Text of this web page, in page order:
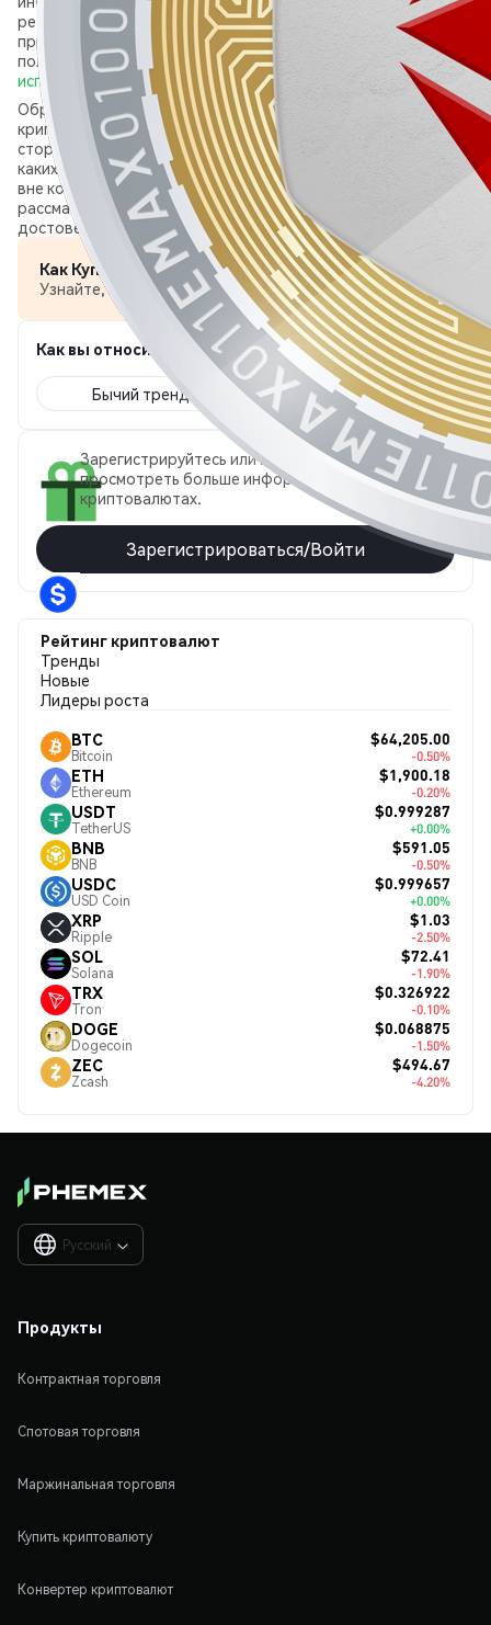
рекомендацией. Phemex не гарантирует точность,
пригодность или достоверность любой информации. Для
получения дополнительной информации см. наши
Условия
использования
и Раскрытие рисков
Обратите внимание, что данные, связанные с указанной
криптовалютой (например, текущая цена), получены от
сторонних источников и предоставлены «как есть» без
каких‑либо гарантий. Ссылки на сторонние сайты находятся
вне контроля Phemex. Содержимое страницы не следует
рассматривать как подтверждение или гарантию
достоверности.
Как Купить EMAX?
Узнайте, как получить ваш первый EMAX за минуты.
Как вы относитесь к EMAX сегодня?
Бычий тренд Медвежий тренд
Зарегистрируйтесь или войдите в систему, чтобы
просмотреть больше информации о
криптовалютах.
Зарегистрироваться/Войти
Рейтинг криптовалют
Тренды
Новые
Лидеры роста
BTC
Bitcoin
$64,205.00
-0.50%
ETH
Ethereum
$1,900.18
-0.20%
USDT
TetherUS
$0.999287
+0.00%
BNB
BNB
$591.05
-0.50%
USDC
USD Coin
$0.999657
+0.00%
XRP
Ripple
$1.03
-2.50%
SOL
Solana
$72.41
-1.90%
TRX
Tron
$0.326922
-0.10%
DOGE
Dogecoin
$0.068875
-1.50%
ZEC
Zcash
$494.67
-4.20%
Русский 
Продукты
Контрактная торговля
Спотовая торговля
Маржинальная торговля
Купить криптовалюту
Конвертер криптовалют